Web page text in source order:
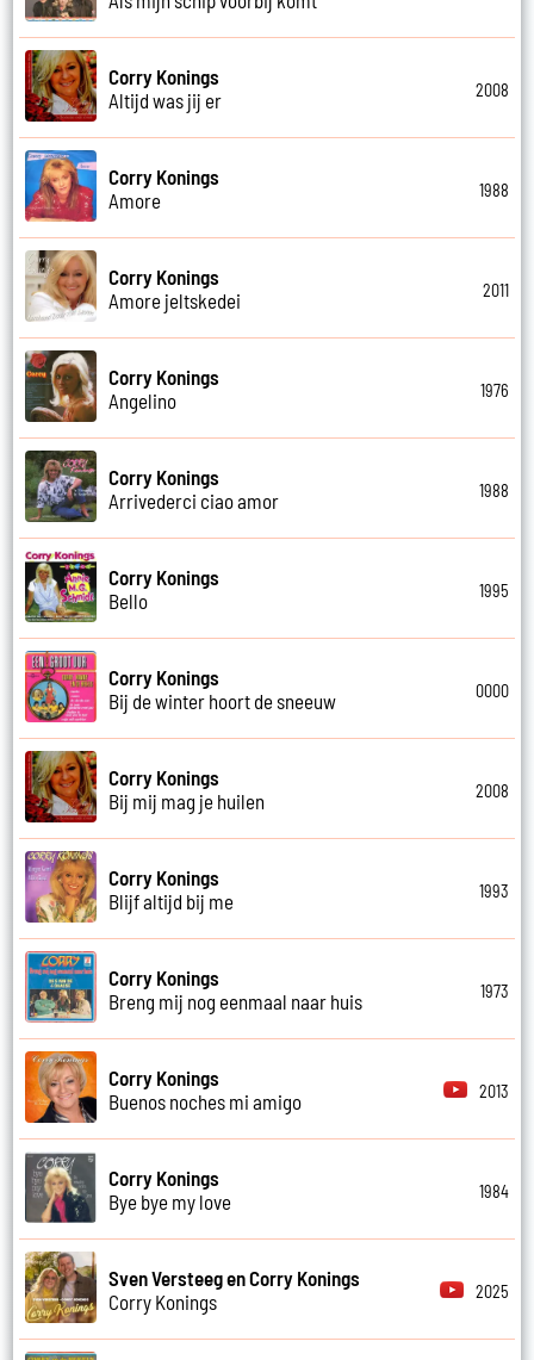
Corry Konings
Altijd was jij er
2008
Corry Konings
Amore
1988
Corry Konings
Amore jeltskedei
2011
Corry Konings
Angelino
1976
Corry Konings
Arrivederci ciao amor
1988
Corry Konings
Bello
1995
Corry Konings
Bij de winter hoort de sneeuw
0000
Corry Konings
Bij mij mag je huilen
2008
Corry Konings
Blijf altijd bij me
1993
Corry Konings
Breng mij nog eenmaal naar huis
1973
Corry Konings
Buenos noches mi amigo
2013
Corry Konings
Bye bye my love
1984
Sven Versteeg en Corry Konings
Corry Konings
2025